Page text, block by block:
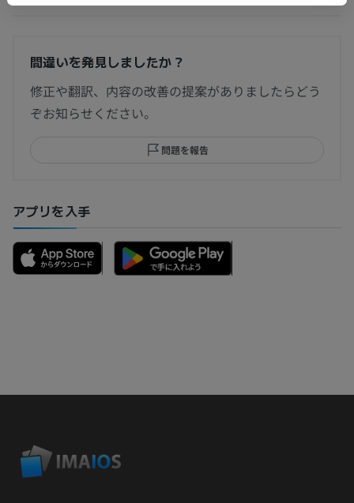
間違いを発見しましたか？
修正や翻訳、内容の改善の提案がありましたらどう
ぞお知らせください。
問題を報告
アプリを入手